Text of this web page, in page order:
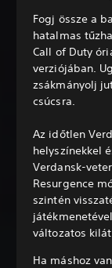
Fogj össze a
hatalmas
Call of Duty
verziójában.
zsákmányolj
csúcsra.
Az időtlen
helyszínekkel
Verdansk-
Resurgence
szintén
változatos
Ha máshoz